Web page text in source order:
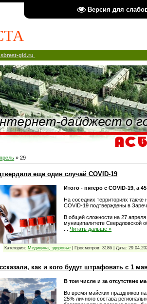
Версия для
gid.ru
» 29
еще один случай COVID-19
Итого - пятеро с COVID-19, а
На соседних территориях
COVID-19 подтверждены в
В общей сложности на 27
муниципалитете Свердловской
...Читать дальше »
Категория: Медицина, здоровье Просмотров: 3186 Дата:
как и кого будут штрафовать с 1 мая
В том числе и за отсутствие
Во время майских праздников
25% личного состава